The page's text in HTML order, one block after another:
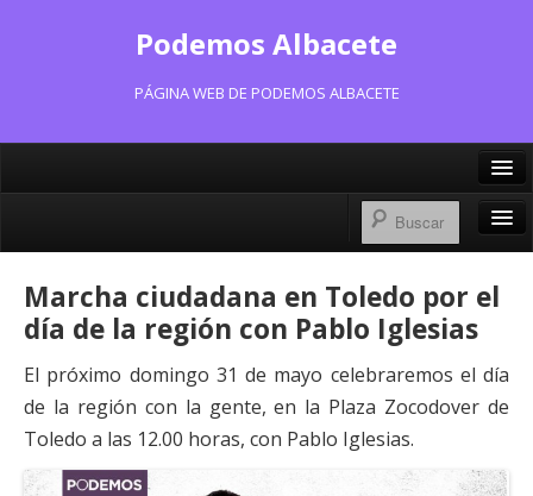
Podemos Albacete
PÁGINA WEB DE PODEMOS ALBACETE
Facebook
Instagram
Portavoz Municipal
Consejo Ciudadano Municipal
Actas Consejo Ciudadano
Marcha ciudadana en Toledo por el
día de la región con Pablo Iglesias
El próximo domingo 31 de mayo celebraremos el día
de la región con la gente, en la Plaza Zocodover de
Toledo a las 12.00 horas, con Pablo Iglesias.